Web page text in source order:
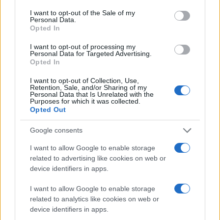
consent section.
I want to opt-out of the Sale of my
Personal Data.
Opted In
I want to opt-out of processing my
Personal Data for Targeted Advertising.
Opted In
I want to opt-out of Collection, Use,
Retention, Sale, and/or Sharing of my
Personal Data that Is Unrelated with the
Purposes for which it was collected.
Opted Out
Google consents
I want to allow Google to enable storage
related to advertising like cookies on web or
device identifiers in apps.
I want to allow Google to enable storage
related to analytics like cookies on web or
device identifiers in apps.
Σε αντίθεση με τις συνηθισμένες επιθέσεις, δηλαδή να
ξεγελάσεις κάποιον χρήστη να επισκεφθεί μια
κακόβουλη ιστοσελίδα ή να τρέξει ένα κακόβουλο
αρχείο στον υπολογιστή του, οι hackers έχουν
επιλέξει τα αρχεία υποτίτλων επειδή πρόκειται για
απλά κείμενα με αποτέλεσμα να αντιμετωπίζονται με
εμπιστοσύνη τόσο από τους χρήστες, όσο και από το
λογισμικό που τα διαβάζει. Σημειώστε, επίσης, ότι τα
προσπερνούν και τα διάφορα Anti-Virus προγράμματα
χωρίς να τα ελέγχουν σε βάθος, αφήνοντας έτσι
εκτεθειμένους τους χρήστες.